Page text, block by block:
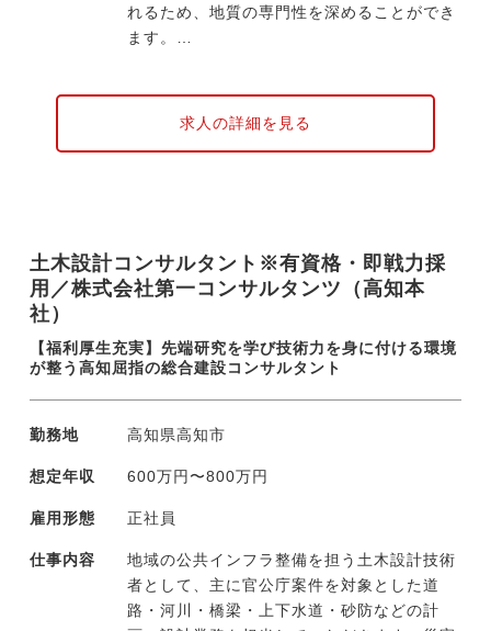
れるため、地質の専門性を深めることができ
ます。
・ボーリング調査（地盤サンプリング、コア
・現場での安全管理、工程管理
・官公庁や設計部門との打合せ、技術協議
現在、案件のほとんどは高知県内（〜四国
内）ですが、発災時には全国へ応援に向かう
的に行い、業務効率の改善や省人化に取り組
んでいます。そうした社員発信の新たな取り
会社が惜しみなく後押しする風土です。
求人の詳細を見る
土木設計コンサルタント※有資格・即戦力採
用／株式会社第一コンサルタンツ（高知本
社）
【福利厚生充実】先端研究を学び技術力を身に付ける環境
が整う高知屈指の総合建設コンサルタント
勤務地 高知県高知市
想定年収 600万円〜800万円
雇用形態 正社員
仕事内容
地域の公共インフラ整備を担う土木設計技術
者として、主に官公庁案件を対象とした道
路・河川・橋梁・上下水道・砂防などの計